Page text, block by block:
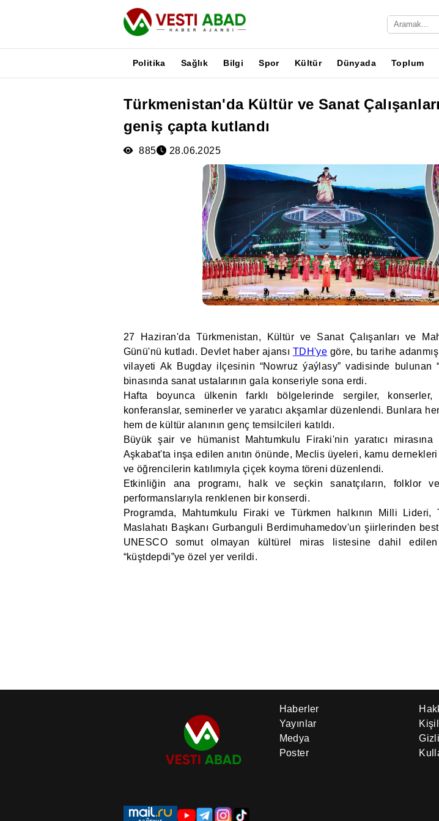
Politika Sağlık Bilgi Spor Kültür Dünyada Toplum
Türkmenistan'da Kültür ve Sanat
geniş çapta kutlandı
885 28.06.2025
27 Haziran'da Türkmenistan, Kültür ve Sanat Çalışanları ve
Günü'nü kutladı. Devlet haber ajansı TDH'ye göre, bu tarihe
vilayeti Ak Bugday ilçesinin “Nowruz ýaýlasy” vadisinde bulunan
binasında sanat ustalarının gala konseriyle sona erdi.
Hafta boyunca ülkenin farklı bölgelerinde sergiler, konserler,
konferanslar, seminerler ve yaratıcı akşamlar düzenlendi. Bunlara
hem de kültür alanının genç temsilcileri katıldı.
Büyük şair ve hümanist Mahtumkulu Firaki'nin yaratıcı
Aşkabat'ta inşa edilen anıtın önünde, Meclis üyeleri, kamu
ve öğrencilerin katılımıyla çiçek koyma töreni düzenlendi.
Etkinliğin ana programı, halk ve seçkin sanatçıların, folklor
performanslarıyla renklenen bir konserdi.
Programda, Mahtumkulu Firaki ve Türkmen halkının Milli Lideri,
Maslahatı Başkanı Gurbanguli Berdimuhamedov'un şiirlerinden
UNESCO somut olmayan kültürel miras listesine dahil
“küştdepdi”ye özel yer verildi.
Haberler
Yayınlar
Medya
Poster